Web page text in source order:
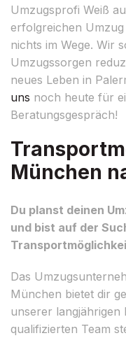
Umzugsprofi Weiß
erfolgreichen
nichts im Wege. Wir
Umzugssorgen
neues Leben in
uns noch heute für
Beratungsgespräch!
München
Du planst deinen
und bist auf der
Das
München bietet dir
unserer
qualifizierten Team